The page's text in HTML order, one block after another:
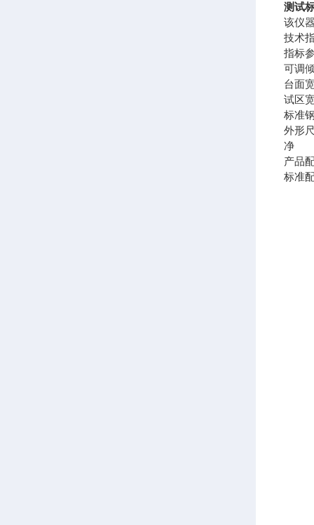
测试
该仪
技术
指标
可调
台面
试区
标准
外形
净
产品
标准